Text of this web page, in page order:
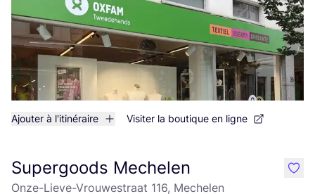
Ajouter à l'itinéraire Visiter la boutique en ligne
Supergoods Mechelen
Onze-Lieve-Vrouwestraat 116, Mechelen
like